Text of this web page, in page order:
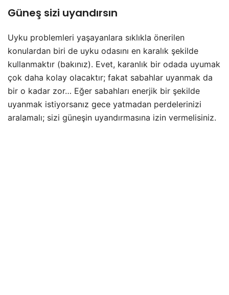
Güneş sizi uyandırsın
Uyku problemleri yaşayanlara sıklıkla önerilen
konulardan biri de uyku odasını en karalık şekilde
kullanmaktır (bakınız). Evet, karanlık bir odada uyumak
çok daha kolay olacaktır; fakat sabahlar uyanmak da
bir o kadar zor… Eğer sabahları enerjik bir şekilde
uyanmak istiyorsanız gece yatmadan perdelerinizi
aralamalı; sizi güneşin uyandırmasına izin vermelisiniz.